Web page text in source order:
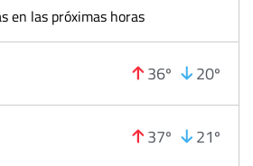
en las próximas horas
36º 20º
37º 21º